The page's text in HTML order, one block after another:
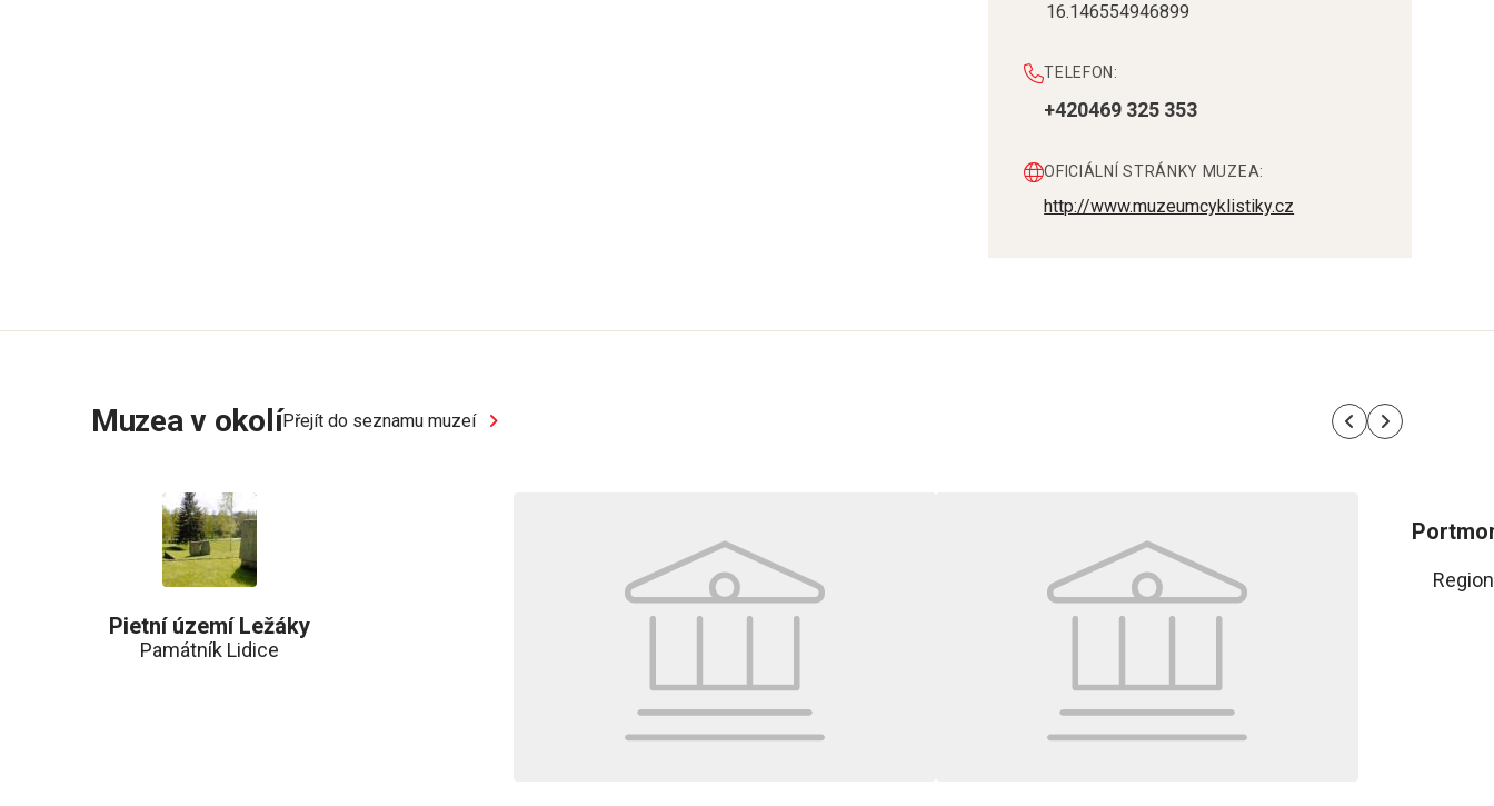
16.146554946899
TELEFON:
+420469 325 353
OFICIÁLNÍ STRÁNKY MUZEA:
http://www.muzeumcyklistiky.cz
Muzea v okolíPřejít do seznamu muzeí
Pietní území Ležáky
Památník Lidice